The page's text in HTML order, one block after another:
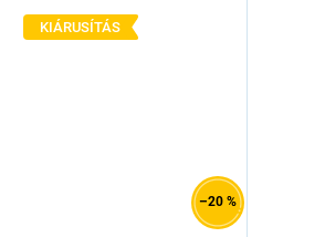
KIÁRUSÍTÁS
–20 %